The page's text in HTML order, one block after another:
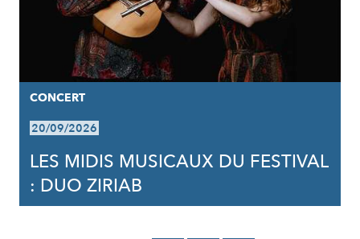
CONCERT
20/09/2026
LES MIDIS MUSICAUX DU FESTIVAL
: DUO ZIRIAB